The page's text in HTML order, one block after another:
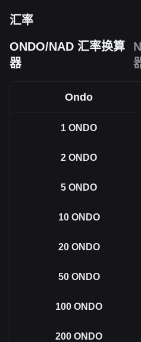
汇率
ONDO/NAD 汇率换算
器
Ondo
1 ONDO
2 ONDO
5 ONDO
10 ONDO
20 ONDO
50 ONDO
100 ONDO
200 ONDO